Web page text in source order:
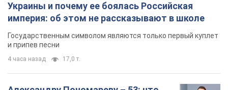
Украины и почему ее боялась Российская
империя: об этом не рассказывают в школе
Государственным символом являются только первый куплет
и припев песни
4 часа назад 17,0 т.